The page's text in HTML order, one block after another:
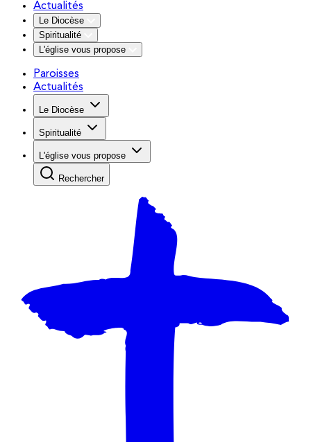
Actualités
Le Diocèse
Spiritualité
L'église vous propose
Paroisses
Actualités
Le Diocèse
Spiritualité
L'église vous propose
Rechercher